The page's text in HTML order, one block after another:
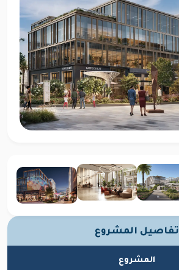
تفاصيل المشروع
المشروع